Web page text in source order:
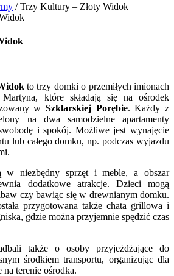
/Trzy Kultury – Złoty Widok
to trzy domki o przemiłych imionach
które składają się na ośrodek
w Szklarskiej Porębie. Każdy z
na dwa samodzielne apartamenty
i spokój. Możliwe jest wynajęcie
lub całego domku, np. podczas wyjazdu
w niezbędny sprzęt i meble, a obszar
dodatkowe atrakcje. Dzieci mogą
czy bawiąc się w drewnianym domku.
przygotowana także chata grillowa i
gdzie można przyjemnie spędzić czas
także o osoby przyjeżdżające do
środkiem transportu, organizując dla
terenie ośrodka.